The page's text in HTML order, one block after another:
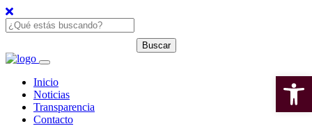
Inicio
Noticias
Transparencia
Contacto